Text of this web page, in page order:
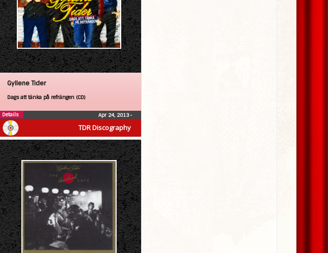
TDR Discography
Gyllene Tider
Dags att tänka på refrängen (CD)
Apr 24, 2013•
Details